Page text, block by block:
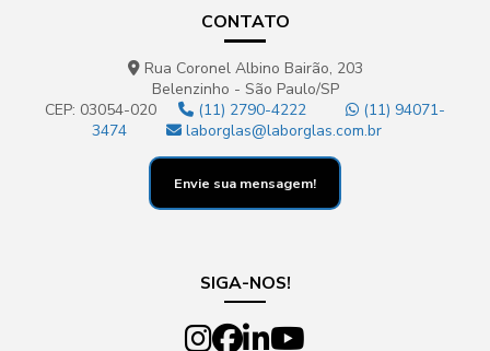
CONTATO
Rua Coronel Albino Bairão, 203
Belenzinho - São Paulo/SP
CEP: 03054-020
(11) 2790-4222
(11) 94071-
3474
laborglas@laborglas.com.br
Envie sua mensagem!
SIGA-NOS!